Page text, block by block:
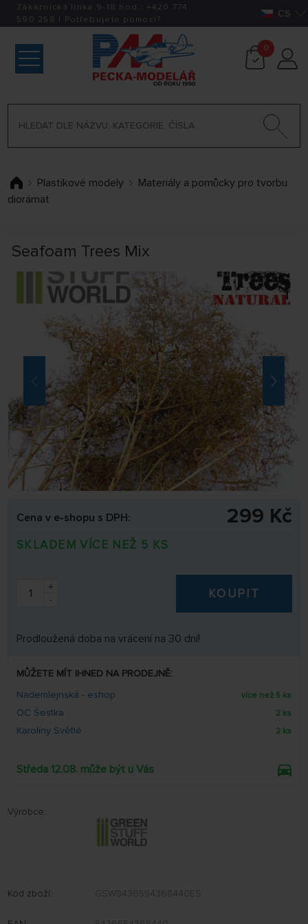
Zákaznická linka 9-18 hod.: +420 774
590 258 | Potřebujete pomoci? CS
0
Plastikové modely
Materiály a pomůcky pro tvorbu
diorámat
Seafoam Trees Mix
Cena v e-shopu s DPH: 299 Kč
SKLADEM VÍCE NEŽ 5 KS
+
-
KOUPIT
Prodloužená doba na vrácení na 30 dní!
MŮŽETE MÍT IHNED NA PRODEJNĚ:
Nademlejnská - eshop
více než 5 ks
OC Šestka 2 ks
Karolíny Světlé 2 ks
Středa 12.08. může být u Vás
Výrobce:
Kód zboží: GSW8436554368440ES